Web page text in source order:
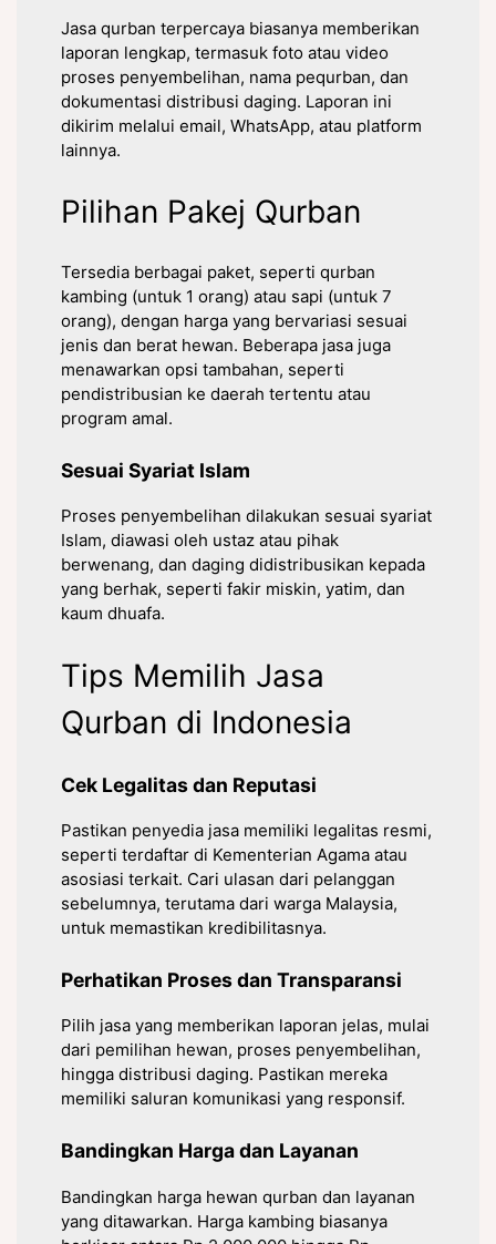
Jasa qurban terpercaya biasanya memberikan
laporan lengkap, termasuk foto atau video
proses penyembelihan, nama pequrban, dan
dokumentasi distribusi daging. Laporan ini
dikirim melalui email, WhatsApp, atau platform
lainnya.
Pilihan Pakej Qurban
Tersedia berbagai paket, seperti qurban
kambing (untuk 1 orang) atau sapi (untuk 7
orang), dengan harga yang bervariasi sesuai
jenis dan berat hewan. Beberapa jasa juga
menawarkan opsi tambahan, seperti
pendistribusian ke daerah tertentu atau
program amal.
Sesuai Syariat Islam
Proses penyembelihan dilakukan sesuai syariat
Islam, diawasi oleh ustaz atau pihak
berwenang, dan daging didistribusikan kepada
yang berhak, seperti fakir miskin, yatim, dan
kaum dhuafa.
Tips Memilih Jasa
Qurban di Indonesia
Cek Legalitas dan Reputasi
Pastikan penyedia jasa memiliki legalitas resmi,
seperti terdaftar di Kementerian Agama atau
asosiasi terkait. Cari ulasan dari pelanggan
sebelumnya, terutama dari warga Malaysia,
untuk memastikan kredibilitasnya.
Perhatikan Proses dan Transparansi
Pilih jasa yang memberikan laporan jelas, mulai
dari pemilihan hewan, proses penyembelihan,
hingga distribusi daging. Pastikan mereka
memiliki saluran komunikasi yang responsif.
Bandingkan Harga dan Layanan
Bandingkan harga hewan qurban dan layanan
yang ditawarkan. Harga kambing biasanya